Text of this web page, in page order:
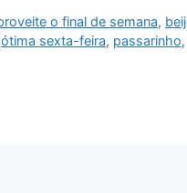
o final de semana,
ótima sexta-feira, passarinho,